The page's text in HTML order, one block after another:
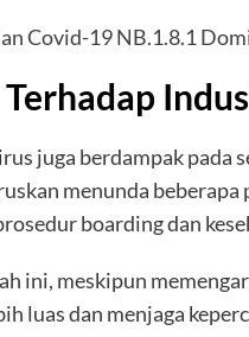
Covid-19 NB.1.8.1
juga berdampak
menunda
boarding dan
ini, meskipun
luas dan menjaga